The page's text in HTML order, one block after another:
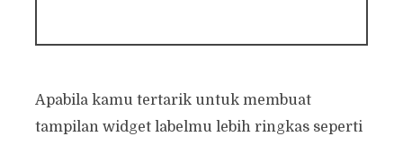
Apabila kamu tertarik untuk membuat
tampilan widget labelmu lebih ringkas seperti